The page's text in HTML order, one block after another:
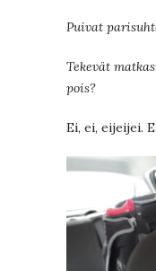
Puivat
Tekevät
pois?
Ei, ei, eijeijei.